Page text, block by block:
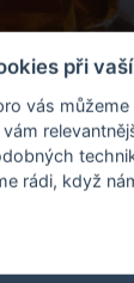
černého čaje
na kolečka
při
vás
rádi, když